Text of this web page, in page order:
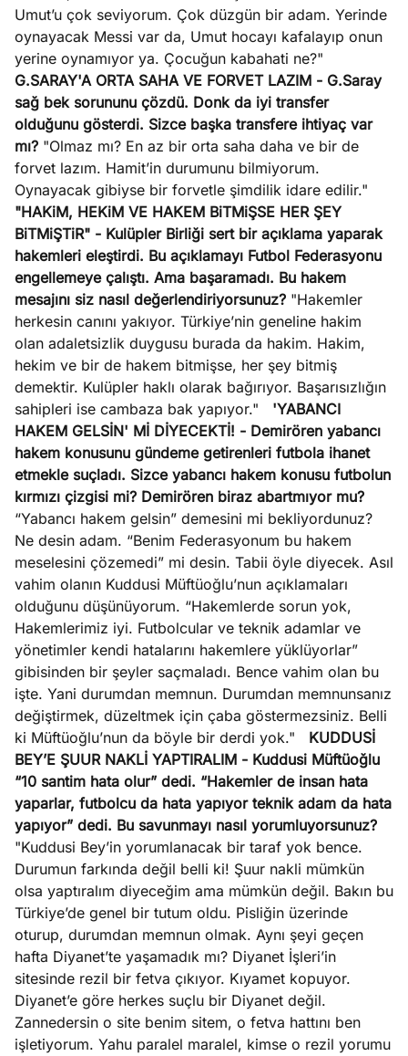
Umut’u çok seviyorum. Çok düzgün bir adam. Yerinde
oynayacak Messi var da, Umut hocayı kafalayıp onun
yerine oynamıyor ya. Çocuğun kabahati ne?"
G.SARAY'A ORTA SAHA VE FORVET LAZIM - G.Saray
sağ bek sorununu çözdü. Donk da iyi transfer
olduğunu gösterdi. Sizce başka transfere ihtiyaç var
mı? "Olmaz mı? En az bir orta saha daha ve bir de
forvet lazım. Hamit’in durumunu bilmiyorum.
Oynayacak gibiyse bir forvetle şimdilik idare edilir."
"HAKiM, HEKiM VE HAKEM BiTMiŞSE HER ŞEY
BiTMiŞTiR" - Kulüpler Birliği sert bir açıklama yaparak
hakemleri eleştirdi. Bu açıklamayı Futbol Federasyonu
engellemeye çalıştı. Ama başaramadı. Bu hakem
mesajını siz nasıl değerlendiriyorsunuz? "Hakemler
herkesin canını yakıyor. Türkiye’nin geneline hakim
olan adaletsizlik duygusu burada da hakim. Hakim,
hekim ve bir de hakem bitmişse, her şey bitmiş
demektir. Kulüpler haklı olarak bağırıyor. Başarısızlığın
sahipleri ise cambaza bak yapıyor." 'YABANCI
HAKEM GELSİN' Mİ DİYECEKTİ! - Demirören yabancı
hakem konusunu gündeme getirenleri futbola ihanet
etmekle suçladı. Sizce yabancı hakem konusu futbolun
kırmızı çizgisi mi? Demirören biraz abartmıyor mu?
“Yabancı hakem gelsin” demesini mi bekliyordunuz?
Ne desin adam. “Benim Federasyonum bu hakem
meselesini çözemedi” mi desin. Tabii öyle diyecek. Asıl
vahim olanın Kuddusi Müftüoğlu’nun açıklamaları
olduğunu düşünüyorum. “Hakemlerde sorun yok,
Hakemlerimiz iyi. Futbolcular ve teknik adamlar ve
yönetimler kendi hatalarını hakemlere yüklüyorlar”
gibisinden bir şeyler saçmaladı. Bence vahim olan bu
işte. Yani durumdan memnun. Durumdan memnunsanız
değiştirmek, düzeltmek için çaba göstermezsiniz. Belli
ki Müftüoğlu’nun da böyle bir derdi yok." KUDDUSİ
BEY’E ŞUUR NAKLİ YAPTIRALIM - Kuddusi Müftüoğlu
“10 santim hata olur” dedi. “Hakemler de insan hata
yaparlar, futbolcu da hata yapıyor teknik adam da hata
yapıyor” dedi. Bu savunmayı nasıl yorumluyorsunuz?
"Kuddusi Bey’in yorumlanacak bir taraf yok bence.
Durumun farkında değil belli ki! Şuur nakli mümkün
olsa yaptıralım diyeceğim ama mümkün değil. Bakın bu
Türkiye’de genel bir tutum oldu. Pisliğin üzerinde
oturup, durumdan memnun olmak. Aynı şeyi geçen
hafta Diyanet’te yaşamadık mı? Diyanet İşleri’in
sitesinde rezil bir fetva çıkıyor. Kıyamet kopuyor.
Diyanet’e göre herkes suçlu bir Diyanet değil.
Zannedersin o site benim sitem, o fetva hattını ben
işletiyorum. Yahu paralel maralel, kimse o rezil yorumu